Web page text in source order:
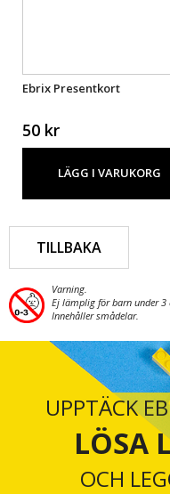
Ebrix Presentkort
50 kr
LÄGG I VARUKORG
TILLBAKA
Varning.
Ej lämplig för barn under 3
Innehåller smådelar.
UPPTÄCK
LÖSA
OCH